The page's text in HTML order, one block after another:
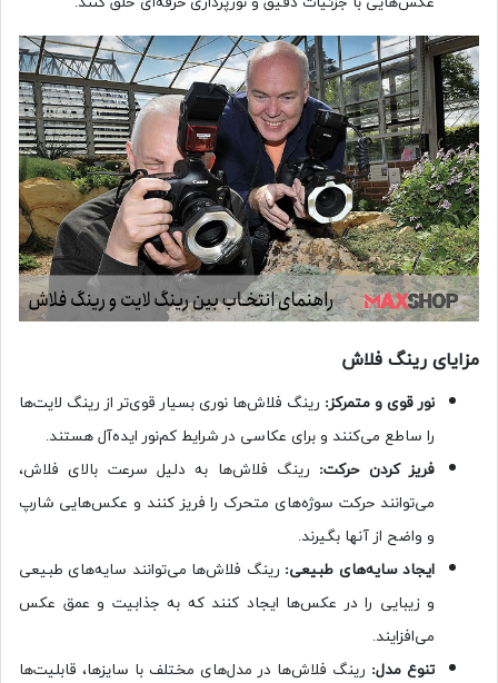
مزایای رینگ فلاش
نور قوی و متمرکز: رینگ فلاش‌ها نوری بسیار قوی‌تر از رینگ لایت‌ها
را ساطع می‌کنند و برای عکاسی در شرایط کم‌نور ایده‌آل هستند.
فریز کردن حرکت: رینگ فلاش‌ها به دلیل سرعت بالای فلاش،
می‌توانند حرکت سوژه‌های متحرک را فریز کنند و عکس‌هایی شارپ
و واضح از آنها بگیرند.
ایجاد سایه‌های طبیعی: رینگ فلاش‌ها می‌توانند سایه‌های طبیعی
و زیبایی را در عکس‌ها ایجاد کنند که به جذابیت و عمق عکس
می‌افزایند.
تنوع مدل: رینگ فلاش‌ها در مدل‌های مختلف با سایزها، قابلیت‌ها